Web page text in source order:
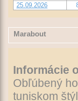
25.09.2026
Marabout
Informácie
Obľúbený
tuniskom